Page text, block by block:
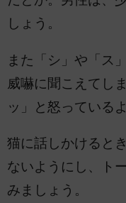
しょう。
また「シ」や「ス
威嚇に聞こえてし
ッ」と怒っている
猫に話しかけると
ないようにし、ト
みましょう。